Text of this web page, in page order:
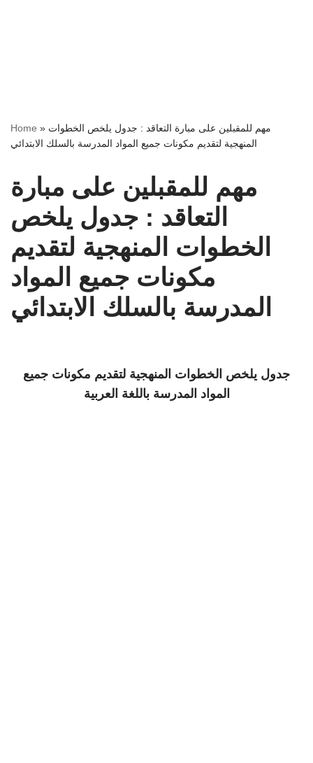
Home » مهم للمقبلين على مبارة التعاقد : جدول يلخص الخطوات
المنهجية لتقديم مكونات جميع المواد المدرسة بالسلك الابتدائي
مهم للمقبلين على مبارة
التعاقد : جدول يلخص
الخطوات المنهجية لتقديم
مكونات جميع المواد
المدرسة بالسلك الابتدائي
جدول يلخص الخطوات المنهجية لتقديم مكونات جميع
المواد المدرسة باللغة العربية